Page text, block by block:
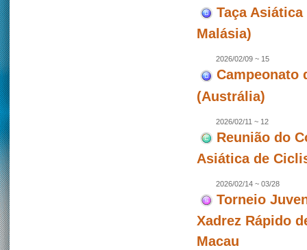
Taça
Malásia)
2026/02/09 ~ 15
Campeonato
(Austrália)
2026/02/11 ~ 12
Reunião do
Asiática de
2026/02/14 ~ 03/28
Torneio
Xadrez Rápido
Macau